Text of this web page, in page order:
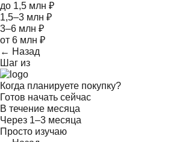
до 1,5 млн ₽
1,5–3 млн ₽
3–6 млн ₽
от 6 млн ₽
← Назад
Шаг из
Когда планируете покупку?
Готов начать сейчас
В течение месяца
Через 1–3 месяца
Просто изучаю